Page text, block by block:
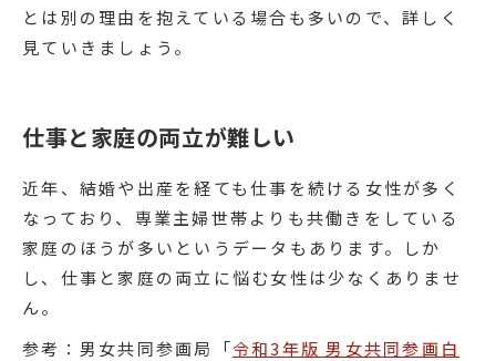
とは別の理由を抱えている場合も多いので、詳しく
見ていきましょう。
仕事と家庭の両立が難しい
近年、結婚や出産を経ても仕事を続ける女性が多く
なっており、専業主婦世帯よりも共働きをしている
家庭のほうが多いというデータもあります。しか
し、仕事と家庭の両立に悩む女性は少なくありませ
ん。
参考：男女共同参画局「令和3年版 男女共同参画白